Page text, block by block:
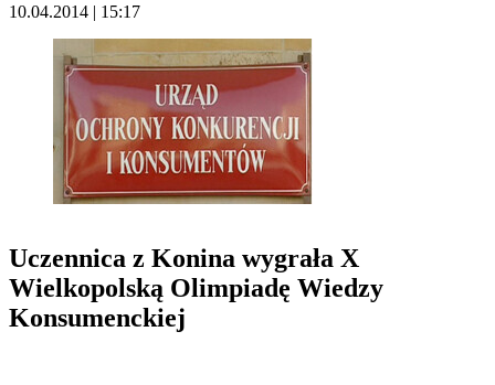
10.04.2014 | 15:17
Uczennica z Konina wygrała X
Wielkopolską Olimpiadę Wiedzy
Konsumenckiej